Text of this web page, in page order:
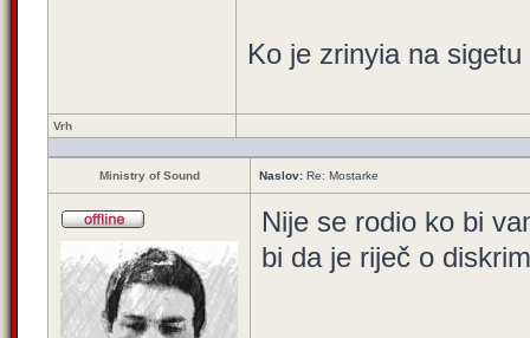
Ko je zrinyia na
Vrh
Ministry of Sound Naslov: Re: Mostarke
Nije se rodio ko bi
bi da je riječ o